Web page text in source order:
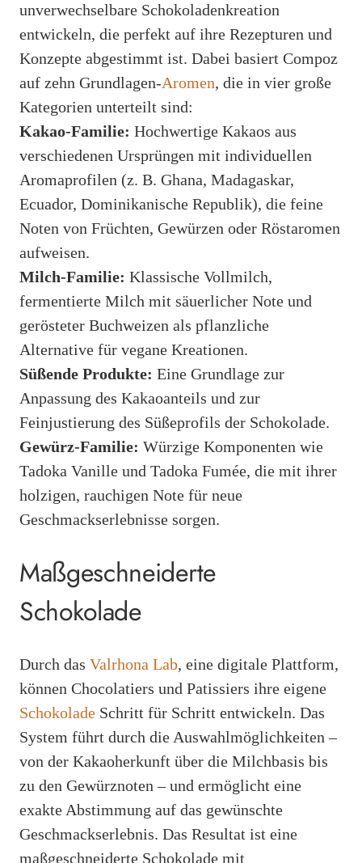
unverwechselbare Schokoladenkreation
entwickeln, die perfekt auf ihre Rezepturen und
Konzepte abgestimmt ist. Dabei basiert Compoz
auf zehn Grundlagen-Aromen, die in vier große
Kategorien unterteilt sind:
Kakao-Familie: Hochwertige Kakaos aus
verschiedenen Ursprüngen mit individuellen
Aromaprofilen (z. B. Ghana, Madagaskar,
Ecuador, Dominikanische Republik), die feine
Noten von Früchten, Gewürzen oder Röstaromen
aufweisen.
Milch-Familie: Klassische Vollmilch,
fermentierte Milch mit säuerlicher Note und
gerösteter Buchweizen als pflanzliche
Alternative für vegane Kreationen.
Süßende Produkte: Eine Grundlage zur
Anpassung des Kakaoanteils und zur
Feinjustierung des Süßeprofils der Schokolade.
Gewürz-Familie: Würzige Komponenten wie
Tadoka Vanille und Tadoka Fumée, die mit ihrer
holzigen, rauchigen Note für neue
Geschmackserlebnisse sorgen.
Maßgeschneiderte
Schokolade
Durch das Valrhona Lab, eine digitale Plattform,
können Chocolatiers und Patissiers ihre eigene
Schokolade Schritt für Schritt entwickeln. Das
System führt durch die Auswahlmöglichkeiten –
von der Kakaoherkunft über die Milchbasis bis
zu den Gewürznoten – und ermöglicht eine
exakte Abstimmung auf das gewünschte
Geschmackserlebnis. Das Resultat ist eine
maßgeschneiderte Schokolade mit